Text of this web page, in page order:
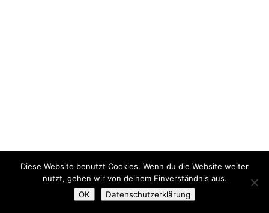
Diese Website benutzt Cookies. Wenn du die Website weiter
nutzt, gehen wir von deinem Einverständnis aus.
OK
Datenschutzerklärung